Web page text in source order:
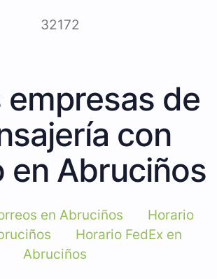
32172
empresas de
con
en Abruciños
en Abruciños
Horario
Horario FedEx en
Abruciños